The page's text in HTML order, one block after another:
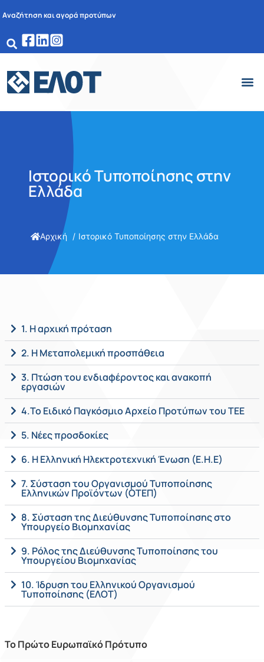
Αναζήτηση και αγορά προτύπων
Ιστορικό Τυποποίησης στην
Ελλάδα
Αρχική Ιστορικό Τυποποίησης στην Ελλάδα
1. Η αρχική πρόταση
2. Η Μεταπολεμική προσπάθεια
3. Πτώση του ενδιαφέροντος και ανακοπή
εργασιών
4.Το Ειδικό Παγκόσμιο Αρχείο Προτύπων του ΤΕΕ
5. Νέες προσδοκίες
6. Η Ελληνική Ηλεκτροτεχνική Ένωση (Ε.Η.Ε)
7. Σύσταση του Οργανισμού Τυποποίησης
Ελληνικών Προϊόντων (ΟΤΕΠ)
8. Σύσταση της Διεύθυνσης Τυποποίησης στο
Υπουργείο Βιομηχανίας
9. Ρόλος της Διεύθυνσης Τυποποίησης του
Υπουργείου Βιομηχανίας
10. Ίδρυση του Ελληνικού Οργανισμού
Τυποποίησης (ΕΛΟΤ)
Το Πρώτο Ευρωπαϊκό Πρότυπο